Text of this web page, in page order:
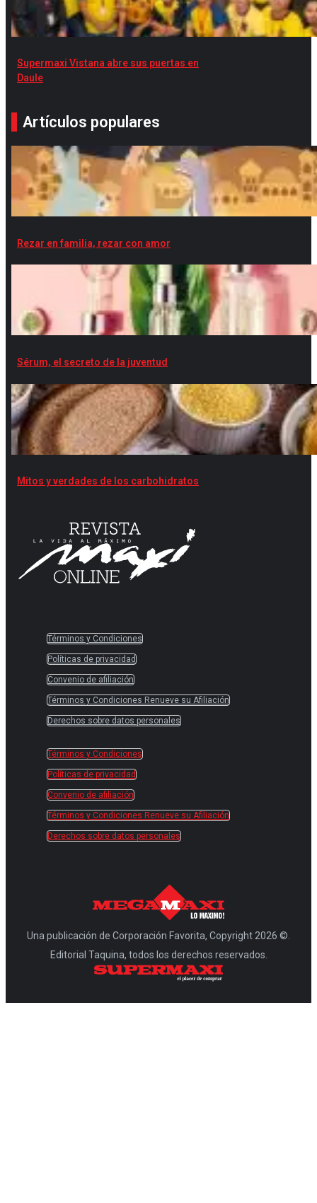
Supermaxi Vistana abre sus puertas en
Daule
Artículos populares
Rezar en familia, rezar con amor
Sérum, el secreto de la juventud
Mitos y verdades de los carbohidratos
Términos y Condiciones
Políticas de privacidad
Convenio de afiliación
Términos y Condiciones Renueve su Afiliación
Derechos sobre datos personales
Términos y Condiciones
Políticas de privacidad
Convenio de afiliación
Términos y Condiciones Renueve su Afiliación
Derechos sobre datos personales
Una publicación de Corporación Favorita, Copyright 2026 ©.
Editorial Taquina, todos los derechos reservados.